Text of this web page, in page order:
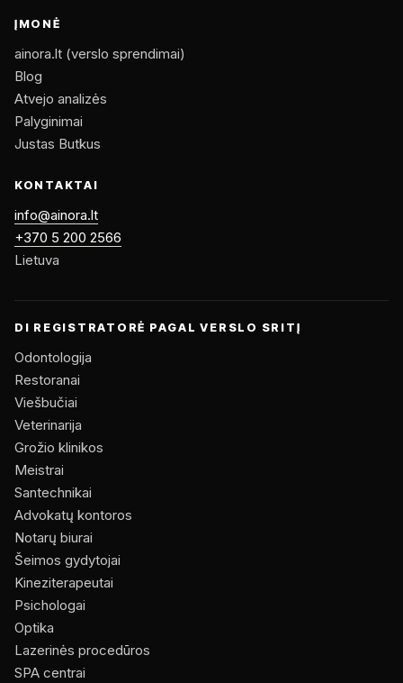
ĮMONĖ
ainora.lt (verslo sprendimai)
Blog
Atvejo analizės
Palyginimai
Justas Butkus
KONTAKTAI
info@ainora.lt
+370 5 200 2566
Lietuva
DI REGISTRATORĖ PAGAL VERSLO SRITĮ
Odontologija
Restoranai
Viešbučiai
Veterinarija
Grožio klinikos
Meistrai
Santechnikai
Advokatų kontoros
Notarų biurai
Šeimos gydytojai
Kineziterapeutai
Psichologai
Optika
Lazerinės procedūros
SPA centrai